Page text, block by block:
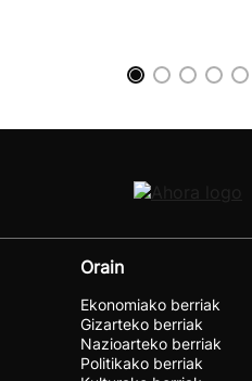
Orain
Ekonomiako berriak
Gizarteko berriak
Nazioarteko berriak
Politikako berriak